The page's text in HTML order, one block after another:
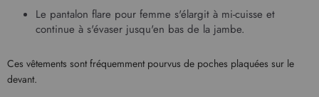
Le pantalon flare pour femme s'élargit à mi-cuisse et
continue à s'évaser jusqu'en bas de la jambe.
Ces vêtements sont fréquemment pourvus de poches plaquées sur le
devant.